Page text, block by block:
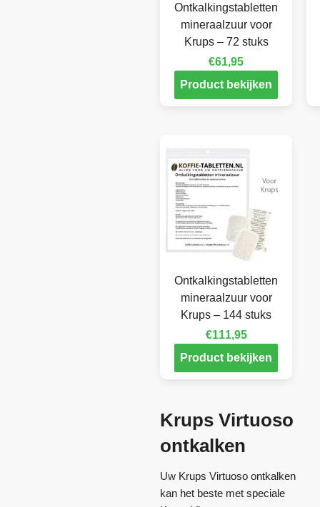
Ontkalkingstabletten
mineraalzuur voor
Krups – 72 stuks
€61,95
Product bekijken
Ontkalkingstabletten
mineraalzuur voor
Krups – 144 stuks
€111,95
Product bekijken
Krups Virtuoso
ontkalken
Uw Krups Virtuoso ontkalken
kan het beste met speciale